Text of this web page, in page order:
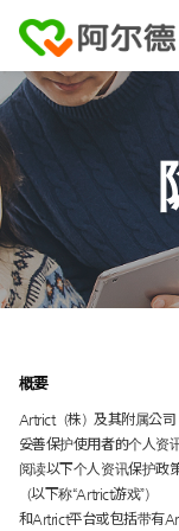
概要
Artrict（株）及其附属公司
妥善保护使用者的个人资
阅读以下个人资讯保护政
（以下称“Artrict游戏”）
和Artrict平台或包括带有